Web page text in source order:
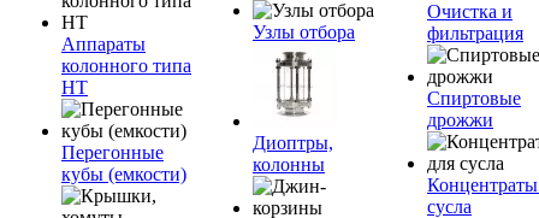
Аппараты
колонного типа
НТ
Перегонные
кубы (емкости)
Узлы отбора
Диоптры,
колонны
Очистка и
фильтрация
Спиртовые
дрожжи
сусла